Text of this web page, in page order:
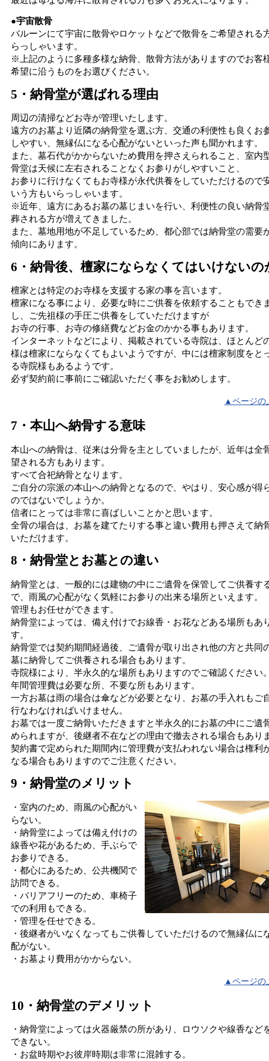
●宇宙散骨
バルーンにて宇宙に散骨やロケットなどで散骨をご希望される
らっしゃいます。
※上記のように多種多様な納骨、散骨方法がありますのでお客
希望に沿うものをお選びください。
5・納骨堂が選ばれる理由
周辺の清掃などお寺が管理いたします。
遠方のお墓より近隣の納骨堂を選ぶ方、交通の利便性も良くお
しやすい、無縁仏になる心配がないといった声も聞かれます。
また、墓石代がかからないため費用を押さえられること、室内
骨堂は天候に左右されることなくお参りがしやすいこと、
お参りに行けなくてもお寺様が永代供養をしていただけるので
いう方もいらっしゃいます。
※近年、遠方にあるお墓の墓じまいを行い、利便性の良い納骨
葬される方が増えてきました。
また、墓地用地が不足しているため、都心部では納骨堂の需要
傾向にあります。
6・納骨後、檀家にならなくてはいけないの
檀家とは特定のお寺様を支援する家の事を言います。
檀家になる事により、必要な時にご供養を依頼することもでき
し、ご先祖様の手圧ご供養をしていただけますが
お寺の行事、お寺の修繕費などお金のかかる事もあります。
インターネットなどにより、掲載されている寺院は、ほとんど
様は檀家にならなくてもよいようですが、中には檀家制度をと
る寺院様もあるようです。
必ず契約前に事前にご確認いただく事をお勧めします。
▲ページの
7・本山へ納骨する意味
本山への納骨は、従来は分骨を主としていましたが、近年は全
望される方もあります。
すべて合祀納骨となります。
ご自分の宗派の本山への納骨となるので、やはり、安心感が得
のではないでしょうか。
信者にとっては非常に喜ばしいことかと思います。
全骨の場合は、お墓を建てたりする事と違い費用も押さえて納
いただけます。
8・納骨堂とお墓との違い
納骨堂とは、一般的には建物の中にご遺骨を保管してご供養す
で、雨風の心配がなく気軽にお参りの出来る場所といえます。
管理もお任せができます。
納骨堂によっては、備え付けでお線香・お花などある場所もあ
す。
納骨堂では契約期間経過後、ご遺骨が取り出され他の方と共同
墓に納骨してご供養される場合もあります。
寺院様により、半永久的な場所もありますのでご確認ください
年間管理費は必要な所、不要な所もあります。
一方お墓は雨の場合は傘などが必要となり、お墓の手入れもご
行なわなければいけません。
お墓では一度ご納骨いただきますと半永久的にお墓の中にご遺
められますが、後継者不在などの理由で撤去される場合もあり
契約書で定められた期間内に管理費が支払われない場合は権利
なる場合もありますのでご注意ください。
9・納骨堂のメリット
・室内のため、雨風の心配がい
らない。
・納骨堂によっては備え付けの
線香や花があるため、手ぶらで
お参りできる。
・都心にあるため、公共機関で
訪問できる。
・バリアフリーのため、車椅子
での利用もできる。
・管理を任せできる。
・後継者がいなくなってもご供養していただけるので無縁仏に
配がない。
・お墓より費用がかからない。
▲ページの
10・納骨堂のデメリット
・納骨堂によっては火器厳禁の所があり、ロウソクや線香など
できない。
・お盆時期やお彼岸時期は非常に混雑する。